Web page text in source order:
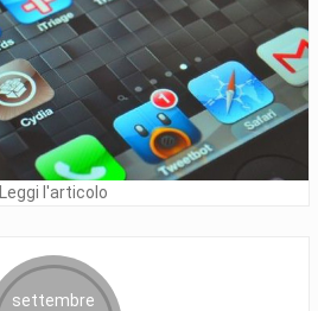
Leggi l'articolo
settembre